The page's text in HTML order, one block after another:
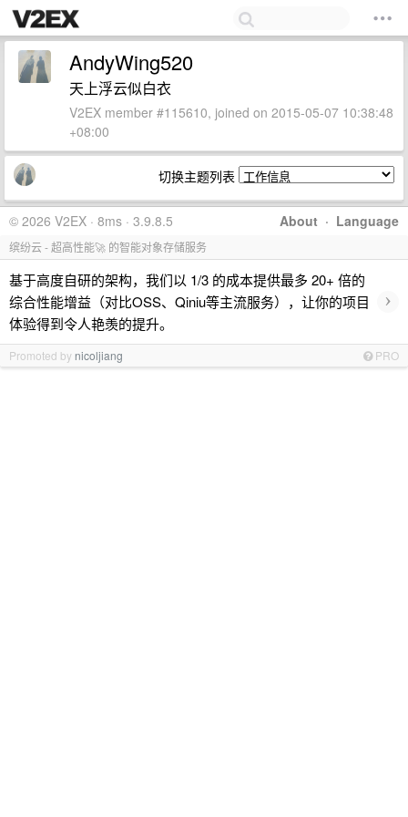
AndyWing520
天上浮云似白衣
V2EX member #115610, joined on 2015-05-07 10:38:48
+08:00
切换主题列表
About · Language
© 2026 V2EX · 8ms · 3.9.8.5
缤纷云 - 超高性能🚀 的智能对象存储服务
基于高度自研的架构，我们以 1/3 的成本提供最多 20+ 倍的
综合性能增益（对比OSS、Qiniu等主流服务），让你的项目
体验得到令人艳羡的提升。
›
Promoted by nicoljiang PRO